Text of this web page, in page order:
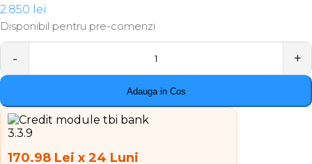
2.850 lei
Disponibil pentru pre-comenzi
Quantity
Adauga in Cos
170.98 Lei x 24 Luni